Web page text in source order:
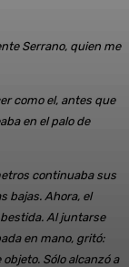
Serrano, quien me
como el, antes que
en el palo de
continuaba sus
bajas. Ahora, el
Al juntarse
en mano, gritó:
objeto. Sólo alcanzó a